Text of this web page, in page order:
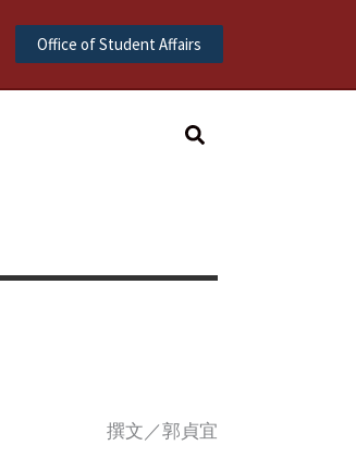
Office of Student Affairs
Search
撰文／郭貞宜